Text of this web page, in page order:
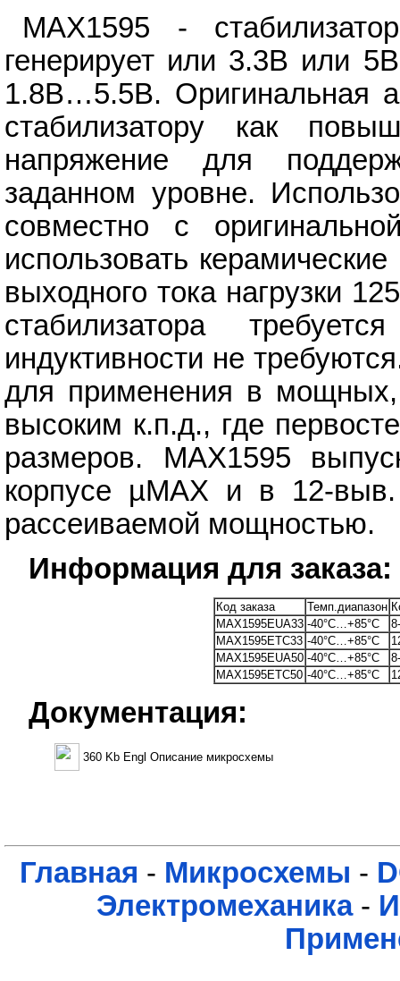
MAX1595 -
генерирует или 3.3В или
1.8В…5.5В. Оригинальная
стабилизатору как
напряжение для
заданном уровне.
совместно с
использовать
выходного тока нагрузки
стабилизатора
индуктивности не
для применения в мощных,
высоким к.п.д., где
размеров. MAX1595
корпусе µMAX и в 12-
рассеиваемой мощностью.
Информация для заказа:
Код заказа Темп.диапазон
MAX1595EUA33 -40°C…+85°C
MAX1595ETC33 -40°C…+85°C
MAX1595EUA50 -40°C…+85°C
MAX1595ETC50 -40°C…+85°C
Документация:
360 Kb Engl Описание микросхемы
Главная - Микросхемы -
Электромеханика-